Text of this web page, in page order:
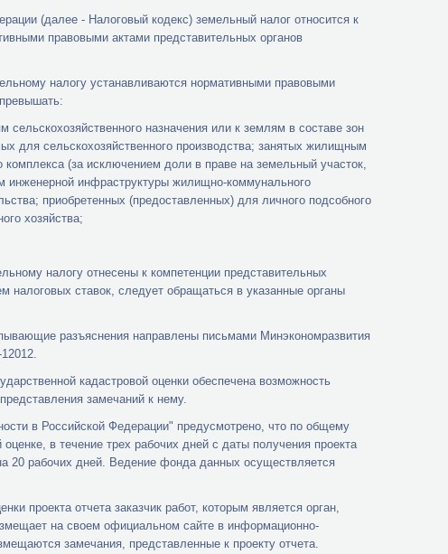
(далее - Налоговый кодекс) земельный налог относится к
правовыми актами представительных органов
налогу устанавливаются нормативными правовыми
назначения или к землям в составе зон
для сельскохозяйственного производства; занятых жилищным
(за исключением доли в праве на земельный участок,
инфраструктуры жилищно-коммунального
приобретенных (предоставленных) для личного подсобного
хозяйства;
налогу отнесены к компетенции представительных
налоговых ставок, следует обращаться в указанные органы
разъяснения направлены письмами Минэкономразвития
кадастровой оценки обеспечена возможность
замечаний к нему.
в Российской Федерации" предусмотрено, что по общему
в течение трех рабочих дней с даты получения проекта
20 рабочих дней. Ведение фонда данных осуществляется
проекта отчета заказчик работ, которым является орган,
на своем официальном сайте в информационно-
замечания, представленные к проекту отчета.